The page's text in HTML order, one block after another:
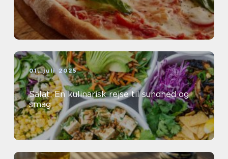
01. juli 2025
Salat: En kulinarisk rejse til sundhed og
smag